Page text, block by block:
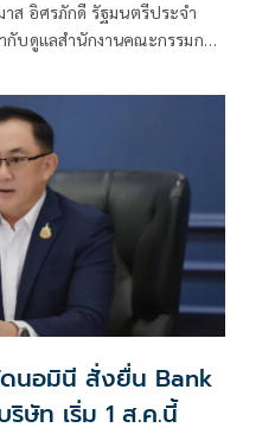
าส อิศรภักดี รัฐมนตรีประจำ
บดูแลสำนักงานคณะกรรมการ
ำนักนายกรัฐมนตรี เป็นตัวแทน
ดการแพลตฟอร์มออนไลน์เพื่อ
นอมินี สั่งยื่น Bank
ษัท เริ่ม 1 ส.ค.นี้